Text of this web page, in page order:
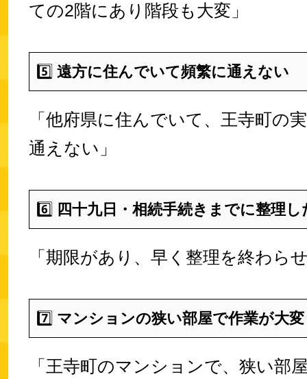
ての2階にあり階段も大変」
5️⃣ 遠方に住んでいて頻繁に通えない
「他府県に住んでいて、王寺町の
通えない」
6️⃣ 四十九日・相続手続きまでに整理し
「期限があり、早く整理を終わら
7️⃣ マンションの狭い部屋で作業が大変
「王寺町のマンションで、狭い部